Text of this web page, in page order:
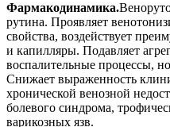
Фармакодинамика.
рутина. Проявляет
свойства, воздействует
и капилляры. Подавляет
воспалительные процессы,
Снижает выраженность
хронической венозной
болевого синдрома,
варикозных язв.